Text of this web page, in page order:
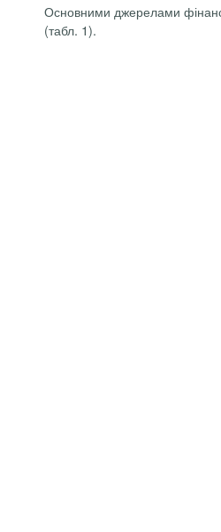
Основними джерелами
(табл. 1).